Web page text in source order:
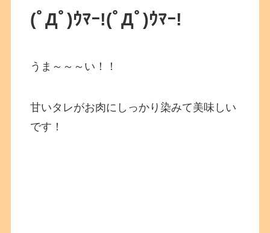
(ﾟДﾟ)ｳﾏｰ!(ﾟДﾟ)ｳﾏｰ!
うま～～～い！！
甘いタレがお肉にしっかり染みて美味しい
です！